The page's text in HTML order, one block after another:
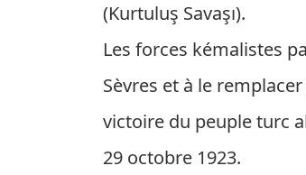
(Kurtuluş Savaşı).
Les forces kémalistes
Sèvres et à le
victoire du peuple turc
29 octobre 1923.